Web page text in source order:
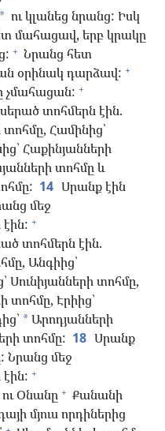
* ու կլանեց նրանց: Իսկ
մահացավ, երբ կրակը
+ Նրանց հետ
օրինակ դարձավ: +
չմահացան: +
տոհմերն էին.
տոհմը, Համինից՝
Հաքինյանների
տոհմը և
14 Սրանք էին
մեջ
+
տոհմերն էին.
Անգիից՝
Սունիյանների տոհմը,
տոհմը, Էրիից՝
*Արոդյանների
տոհմը: 18 Սրանք
Նրանց մեջ
+
ու Օնանը + Քանանի
մյուս որդիներից